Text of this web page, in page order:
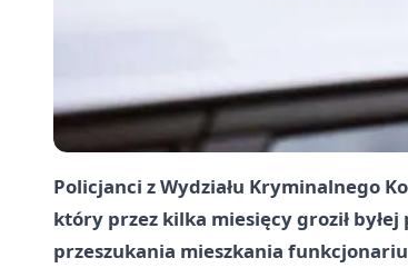
Policjanci z Wydziału Kryminalnego
który przez kilka miesięcy groził
przeszukania mieszkania